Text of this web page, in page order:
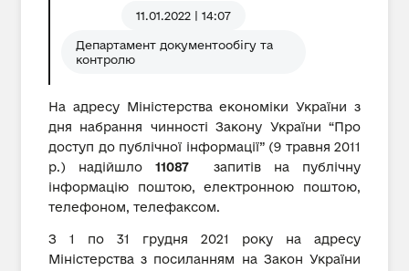
11.01.2022 | 14:07
Департамент документообігу та
контролю
На адресу Міністерства економіки України з
дня набрання чинності Закону України “Про
доступ до публічної інформації” (9 травня 2011
р.) надійшло 11087запитів на публічну
інформацію поштою, електронною поштою,
телефоном, телефаксом.
З 1 по 31 грудня 2021 року на адресу
Міністерства з посиланням на Закон України